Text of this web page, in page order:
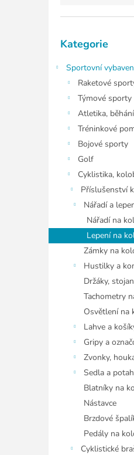
kategorie
Kategorie
Sportovní
Raketové
Týmové sporty
Atletika, běhání
Tréninkové
Bojové sporty
Golf
Cyklistika,
Příslušenství
Nářadí a
Nářadí na
Lepení na
Zámky na
Hustilky a
Držáky,
Tachometry
Osvětlení na
Lahve a
Gripy a
Zvonky,
Sedla a
Blatníky na
Nástavce
Brzdové
Pedály na
Cyklistické